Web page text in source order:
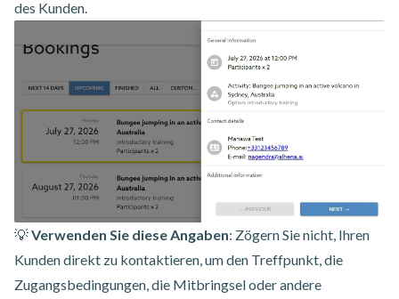
des Kunden.
💡Verwenden Sie diese Angaben: Zögern Sie nicht, Ihren
Kunden direkt zu kontaktieren, um den Treffpunkt, die
Zugangsbedingungen, die Mitbringsel oder andere